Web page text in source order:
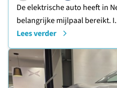
De elektrische auto heeft in
belangrijke mijlpaal bereikt.
Lees verder